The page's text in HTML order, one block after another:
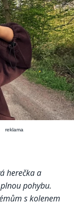
reklama
herečka a
pohybu.
s kolenem